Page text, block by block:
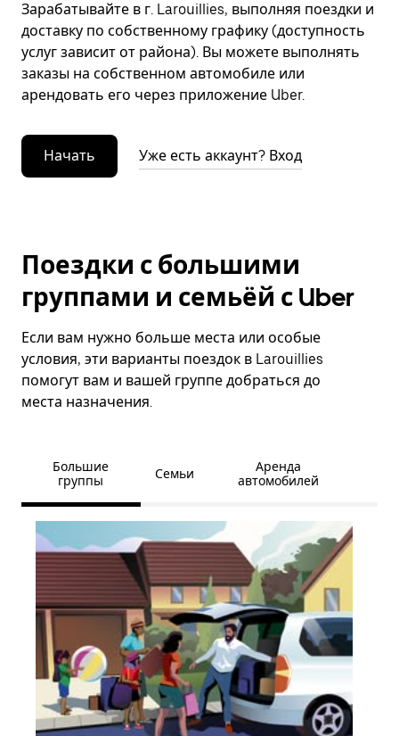
Зарабатывайте в г. Larouillies, выполняя поездки и
доставку по собственному графику (доступность
услуг зависит от района). Вы можете выполнять
заказы на собственном автомобиле или
арендовать его через приложение Uber.
Начать Уже есть аккаунт? Вход
Поездки с большими
группами и семьёй с Uber
Если вам нужно больше места или особые
условия, эти варианты поездок в Larouillies
помогут вам и вашей группе добраться до
места назначения.
Большие
группы
Семьи
Аренда
автомобилей